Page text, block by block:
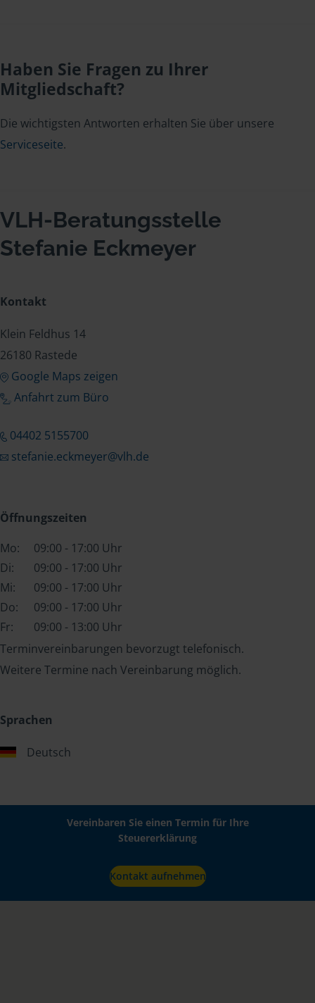
Haben Sie Fragen zu Ihrer
Mitgliedschaft?
Die wichtigsten Antworten erhalten Sie über unsere
Serviceseite.
VLH-Beratungsstelle
Stefanie Eckmeyer
Kontakt
Klein Feldhus 14
26180 Rastede
Google Maps zeigen
Anfahrt zum Büro
04402 5155700
stefanie.eckmeyer@vlh.de
Öffnungszeiten
Mo:
09:00 - 17:00 Uhr
Di:
09:00 - 17:00 Uhr
Mi:
09:00 - 17:00 Uhr
Do:
09:00 - 17:00 Uhr
Fr:
09:00 - 13:00 Uhr
Terminvereinbarungen bevorzugt telefonisch.
Weitere Termine nach Vereinbarung möglich.
Sprachen
Deutsch
Vereinbaren Sie einen Termin für Ihre
Steuererklärung
Kontakt aufnehmen